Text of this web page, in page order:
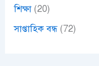
শিক্ষা(20)
সাপ্তাহিক বন্ধ(72)